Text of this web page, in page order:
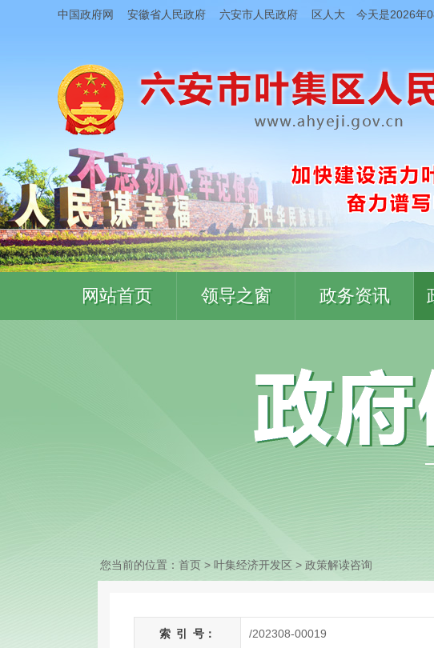
中国政府网 安徽省人民政府 六安市人民政府 区人大 今天是2026年
网站首页 领导之窗 政务资讯
您当前的位置： 首页> 叶集经济开发区 > 政策解读咨询
索 引 号： /202308-00019